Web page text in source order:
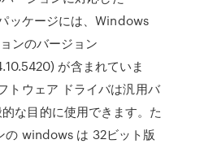
ッケージには、Windows
ンのバージョン
が含まれていま
トウェア ドライバは汎用バ
な目的に使用できます。た
の windows は 32ビット版